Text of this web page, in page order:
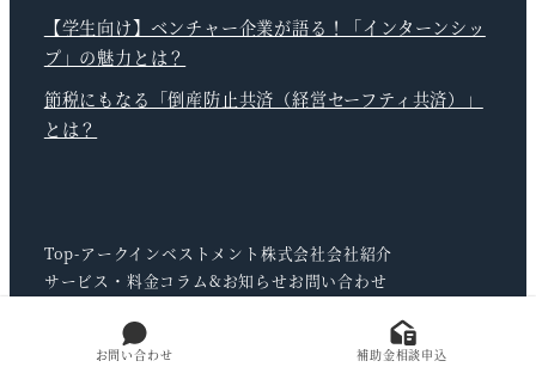
【学生向け】ベンチャー企業が語る！「インターンシッ
プ」の魅力とは？
節税にもなる「倒産防止共済（経営セーフティ共済）」
とは？
Top-アークインベストメント株式会社会社紹介
サービス・料金コラム&お知らせお問い合わせ
お問い合わせ 補助金相談申込